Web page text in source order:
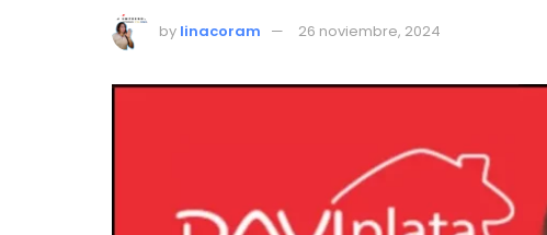
by linacoram 26 noviembre, 2024